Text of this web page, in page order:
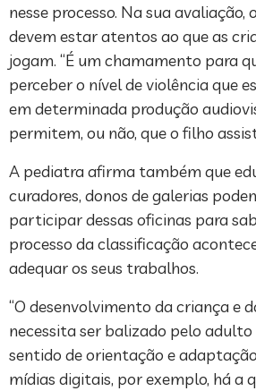
nesse processo. Na sua avaliação,
devem estar atentos ao que as
jogam. “É um chamamento para
perceber o nível de violência que
em determinada produção
permitem, ou não, que o filho
A pediatra afirma também que
curadores, donos de galerias
participar dessas oficinas para
processo da classificação
adequar os seus trabalhos.
“O desenvolvimento da criança e
necessita ser balizado pelo adulto
sentido de orientação e
mídias digitais, por exemplo, há a